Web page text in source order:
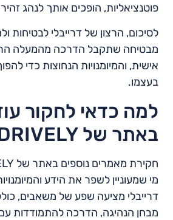
פוטנציאליות, הופכים אותך לנהג
לסיכום, הרצון של דרייבלי לבטיחות
מבטיחה שתקבל הדרכה מהמעלה
אישית, והמיומנויות הנחוצות כדי
בעצמו.
למה כדאי לחקור
באתר של DRIVELY?
מי שמעוניין לשפר את הידע
דרייבלי מציעה שפע של משאבים,
מבחן הנהיגה, הדרכה להתמודדות